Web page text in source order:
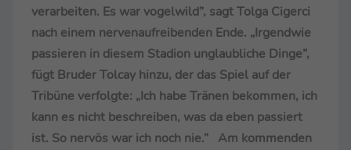
verarbeiten. Es war vogelwild”, sagt Tolga Cigerci
nach einem nervenaufreibenden Ende. „Irgendwie
passieren in diesem Stadion unglaubliche Dinge”,
fügt Bruder Tolcay hinzu, der das Spiel auf der
Tribüne verfolgte: „Ich habe Tränen bekommen, ich
kann es nicht beschreiben, was da eben passiert
ist. So nervös war ich noch nie.” Am kommenden